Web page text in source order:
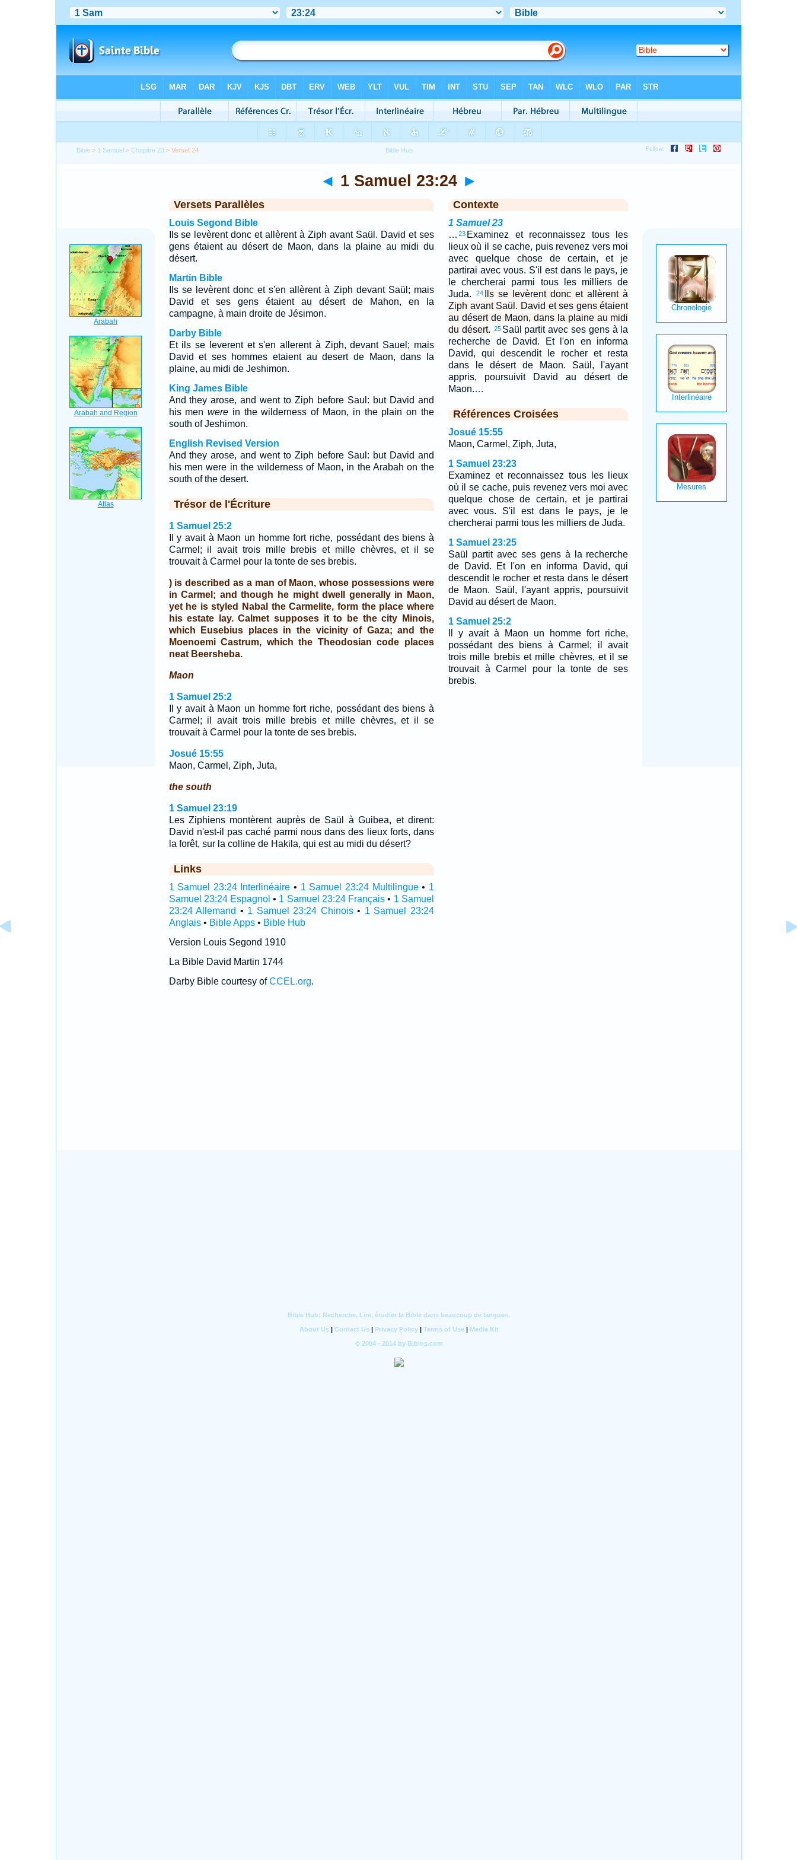
Bible > 1 Samuel >Chapitre 23 > Verset 24
◄ 1 Samuel 23:24 ►
Versets Parallèles
Louis Segond Bible
Ils se levèrent donc et allèrent à Ziph avant Saül. David et ses
gens étaient au désert de Maon, dans la plaine au midi du
désert.
Martin Bible
Ils se levèrent donc et s'en allèrent à Ziph devant Saül; mais
David et ses gens étaient au désert de Mahon, en la
campagne, à main droite de Jésimon.
Darby Bible
Et ils se leverent et s'en allerent à Ziph, devant Sauel; mais
David et ses hommes etaient au desert de Maon, dans la
plaine, au midi de Jeshimon.
King James Bible
And they arose, and went to Ziph before Saul: but David and
his menwere in the wilderness of Maon, in the plain on the
south of Jeshimon.
English Revised Version
And they arose, and went to Ziph before Saul: but David and
his men were in the wilderness of Maon, in the Arabah on the
south of the desert.
Trésor de l'Écriture
1 Samuel 25:2
Il y avait à Maon un homme fort riche, possédant des biens à
Carmel; il avait trois mille brebis et mille chèvres, et il se
trouvait à Carmel pour la tonte de ses brebis.
) is described as a man of Maon, whose possessions were
in Carmel; and though he might dwell generally in Maon,
yet he is styled Nabal the Carmelite, form the place where
his estate lay. Calmet supposes it to be the city Minois,
which Eusebius places in the vicinity of Gaza; and the
Moenoemi Castrum, which the Theodosian code places
neat Beersheba.
Maon
1 Samuel 25:2
Il y avait à Maon un homme fort riche, possédant des biens à
Carmel; il avait trois mille brebis et mille chèvres, et il se
trouvait à Carmel pour la tonte de ses brebis.
Josué 15:55
Maon, Carmel, Ziph, Juta,
the south
1 Samuel 23:19
Les Ziphiens montèrent auprès de Saül à Guibea, et dirent:
David n'est-il pas caché parmi nous dans des lieux forts, dans
la forêt, sur la colline de Hakila, qui est au midi du désert?
Links
1 Samuel 23:24 Interlinéaire • 1 Samuel 23:24 Multilingue• 1
Samuel 23:24 Espagnol • 1 Samuel 23:24 Français • 1 Samuel
23:24 Allemand • 1 Samuel 23:24 Chinois• 1 Samuel 23:24
Anglais• Bible Apps• Bible Hub
Version Louis Segond 1910
La Bible David Martin 1744
Darby Bible courtesy ofCCEL.org.
Contexte
1 Samuel 23
… 23 Examinez et reconnaissez tous les
lieux où il se cache, puis revenez vers moi
avec quelque chose de certain, et je
partirai avec vous. S'il est dans le pays, je
le chercherai parmi tous les milliers de
Juda.
24
Ils se levèrent donc et allèrent à
Ziph avant Saül. David et ses gens étaient
au désert de Maon, dans la plaine au midi
du désert. 25 Saül partit avec ses gens à la
recherche de David. Et l'on en informa
David, qui descendit le rocher et resta
dans le désert de Maon. Saül, l'ayant
appris, poursuivit David au désert de
Maon.…
Références Croisées
Josué 15:55
Maon, Carmel, Ziph, Juta,
1 Samuel 23:23
Examinez et reconnaissez tous les lieux
où il se cache, puis revenez vers moi avec
quelque chose de certain, et je partirai
avec vous. S'il est dans le pays, je le
chercherai parmi tous les milliers de Juda.
1 Samuel 23:25
Saül partit avec ses gens à la recherche
de David. Et l'on en informa David, qui
descendit le rocher et resta dans le désert
de Maon. Saül, l'ayant appris, poursuivit
David au désert de Maon.
1 Samuel 25:2
Il y avait à Maon un homme fort riche,
possédant des biens à Carmel; il avait
trois mille brebis et mille chèvres, et il se
trouvait à Carmel pour la tonte de ses
brebis.